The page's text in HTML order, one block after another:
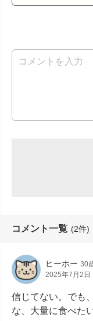
コメント一覧 (2件)
ヒーホー 30
2025年7月2日
信じてない。でも
な、大量に食べた